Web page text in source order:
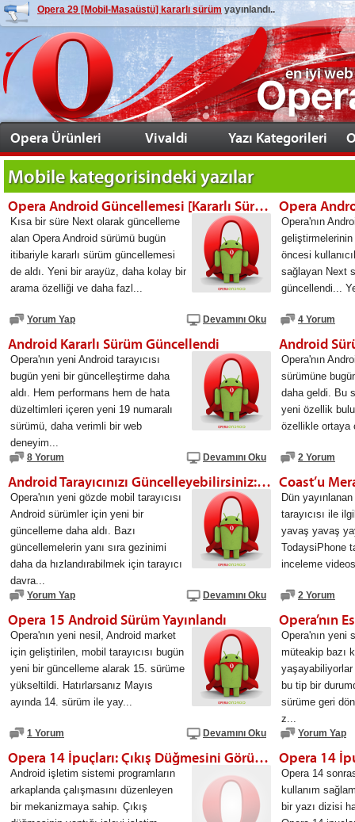
Opera 29 [Mobil-Masaüstü] kararlı sürümyayınlandı..
en iyi
Opera Ürünleri Vivaldi Yazı Kategorileri
Mobilekategorisindeki yazılar
Opera Android Güncellemesi [Kararlı Sürüm 20]
Kısa bir süre Next olarak güncelleme
alan Opera Android sürümü bugün
itibariyle kararlı sürüm güncellemesi
de aldı. Yeni bir arayüz, daha kolay bir
arama özelliği ve daha fazl...
Yorum Yap Devamını Oku
Opera
Opera'nın
geliştirmelerinin
öncesi
sağlayan Next
güncellendi...
4 Yorum
Android Kararlı Sürüm Güncellendi
Opera'nın yeni Android tarayıcısı
bugün yeni bir güncelleştirme daha
aldı. Hem performans hem de hata
düzeltimleri içeren yeni 19 numaralı
sürümü, daha verimli bir web
deneyim...
8 Yorum Devamını Oku
Opera'nın
sürümüne
daha geldi. Bu
yeni özellik
özellikle ortaya
2 Yorum
Android Tarayıcınızı Güncelleyebilirsiniz: Opera 16
Opera'nın yeni gözde mobil tarayıcısı
Android sürümler için yeni bir
güncelleme daha aldı. Bazı
güncellemelerin yanı sıra gezinimi
daha da hızlandırabilmek için tarayıcı
davra...
Yorum Yap Devamını Oku
Coast’u
Dün
tarayıcısı ile
yavaş yavaş
TodaysiPhone
inceleme
2 Yorum
Opera 15 Android Sürüm Yayınlandı
Opera'nın yeni nesil, Android market
için geliştirilen, mobil tarayıcısı bugün
yeni bir güncelleme alarak 15. sürüme
yükseltildi. Hatırlarsanız Mayıs
ayında 14. sürüm ile yay...
1 Yorum Devamını Oku
Opera'nın yeni
müteakip bazı
bu tip bir
sürüme geri
z...
Yorum Yap
Opera 14 İpuçları: Çıkış Düğmesini Görünür Yapın
Android işletim sistemi programların
arkaplanda çalışmasını düzenleyen
bir mekanizmaya sahip. Çıkış
Opera 14
kullanım
bir yazı dizisi